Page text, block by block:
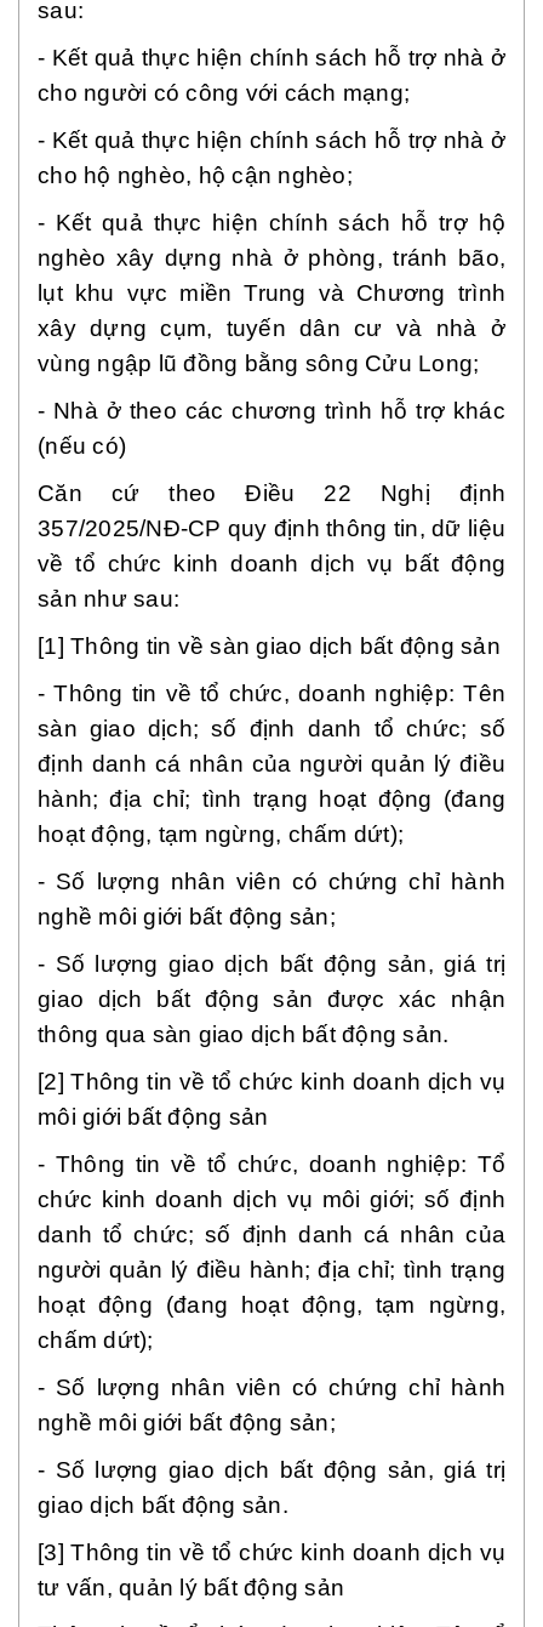
sau:
- Kết quả thực hiện chính sách hỗ trợ nhà ở
cho người có công với cách mạng;
- Kết quả thực hiện chính sách hỗ trợ nhà ở
cho hộ nghèo, hộ cận nghèo;
- Kết quả thực hiện chính sách hỗ trợ hộ
nghèo xây dựng nhà ở phòng, tránh bão,
lụt khu vực miền Trung và Chương trình
xây dựng cụm, tuyến dân cư và nhà ở
vùng ngập lũ đồng bằng sông Cửu Long;
- Nhà ở theo các chương trình hỗ trợ khác
(nếu có)
Căn cứ theo Điều 22 Nghị định
357/2025/NĐ-CP quy định thông tin, dữ liệu
về tổ chức kinh doanh dịch vụ bất động
sản như sau:
[1] Thông tin về sàn giao dịch bất động sản
- Thông tin về tổ chức, doanh nghiệp: Tên
sàn giao dịch; số định danh tổ chức; số
định danh cá nhân của người quản lý điều
hành; địa chỉ; tình trạng hoạt động (đang
hoạt động, tạm ngừng, chấm dứt);
- Số lượng nhân viên có chứng chỉ hành
nghề môi giới bất động sản;
- Số lượng giao dịch bất động sản, giá trị
giao dịch bất động sản được xác nhận
thông qua sàn giao dịch bất động sản.
[2] Thông tin về tổ chức kinh doanh dịch vụ
môi giới bất động sản
- Thông tin về tổ chức, doanh nghiệp: Tổ
chức kinh doanh dịch vụ môi giới; số định
danh tổ chức; số định danh cá nhân của
người quản lý điều hành; địa chỉ; tình trạng
hoạt động (đang hoạt động, tạm ngừng,
chấm dứt);
- Số lượng nhân viên có chứng chỉ hành
nghề môi giới bất động sản;
- Số lượng giao dịch bất động sản, giá trị
giao dịch bất động sản.
[3] Thông tin về tổ chức kinh doanh dịch vụ
tư vấn, quản lý bất động sản